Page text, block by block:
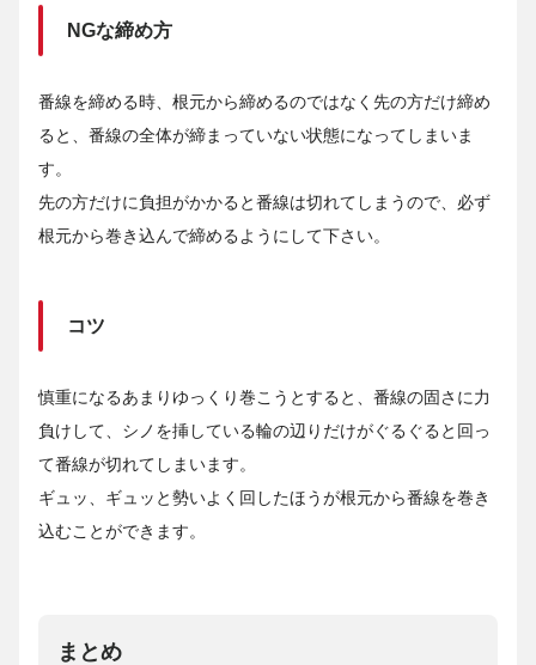
NGな締め方
番線を締める時、根元から締めるのではなく先の方だけ締め
ると、番線の全体が締まっていない状態になってしまいま
す。
先の方だけに負担がかかると番線は切れてしまうので、必ず
根元から巻き込んで締めるようにして下さい。
コツ
慎重になるあまりゆっくり巻こうとすると、番線の固さに力
負けして、シノを挿している輪の辺りだけがぐるぐると回っ
て番線が切れてしまいます。
ギュッ、ギュッと勢いよく回したほうが根元から番線を巻き
込むことができます。
まとめ